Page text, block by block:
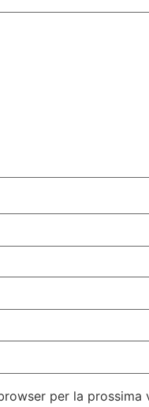
per la prossima